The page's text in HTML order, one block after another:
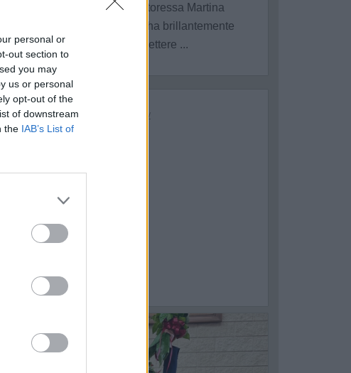
personal or
out section to
you may
us or personal
opt-out of the
of downstream
the IAB’s List of
Congratulazioni alla Dottoressa Martina
Fatima Montemurro che ha brillantemente
conseguito la laurea in Lettere ...